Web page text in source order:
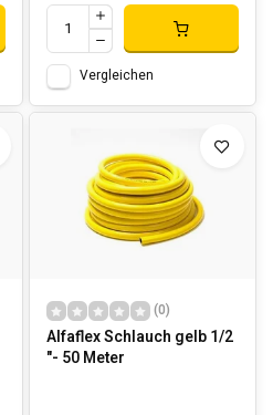
Vergleichen
(0)
Alfaflex Schlauch gelb 1/2
"- 50 Meter